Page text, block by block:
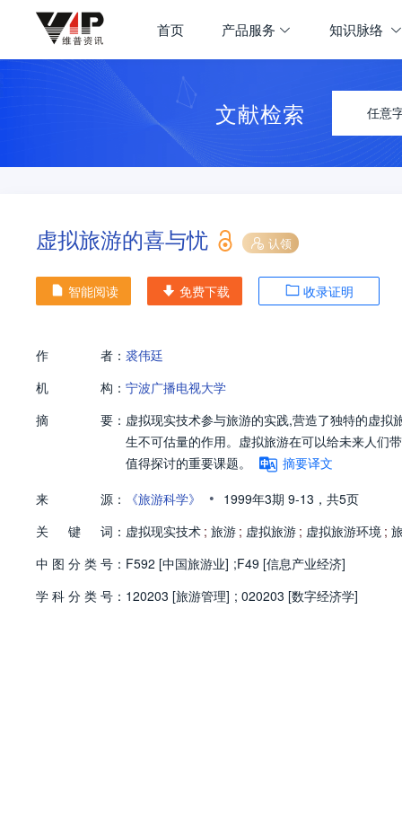
首页 产品服务 知识脉络
文献检索 任意
虚拟旅游的喜与忧 认领
智能阅读 免费下载 收录证明
作 者： 裘伟廷
机
构： 宁波广播电视大学
摘
要： 虚拟现实技术参与旅游的实践,营造了独特的虚
生不可估量的作用。虚拟旅游在可以给未来人们
值得探讨的重要课题。
摘要译文
来
源： 《旅游科学》 • 1999年3期 9-13， 共5页
关
键 词： 虚拟现实技术 ; 旅游 ; 虚拟旅游 ; 虚拟旅游环境 ;
中 图 分 类 号： F592 [中国旅游业] ;F49 [信息产业经济]
学 科 分 类 号： 120203 [旅游管理] ; 020203 [数字经济学]